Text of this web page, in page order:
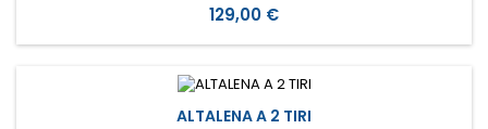
Prezzo
129,00 €
ALTALENA A 2 TIRI